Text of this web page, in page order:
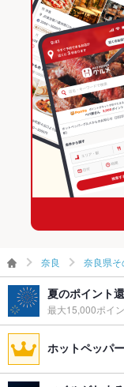
奈良 奈良県そ
夏のポイント
最大15,000ポイ
ホットペッパ